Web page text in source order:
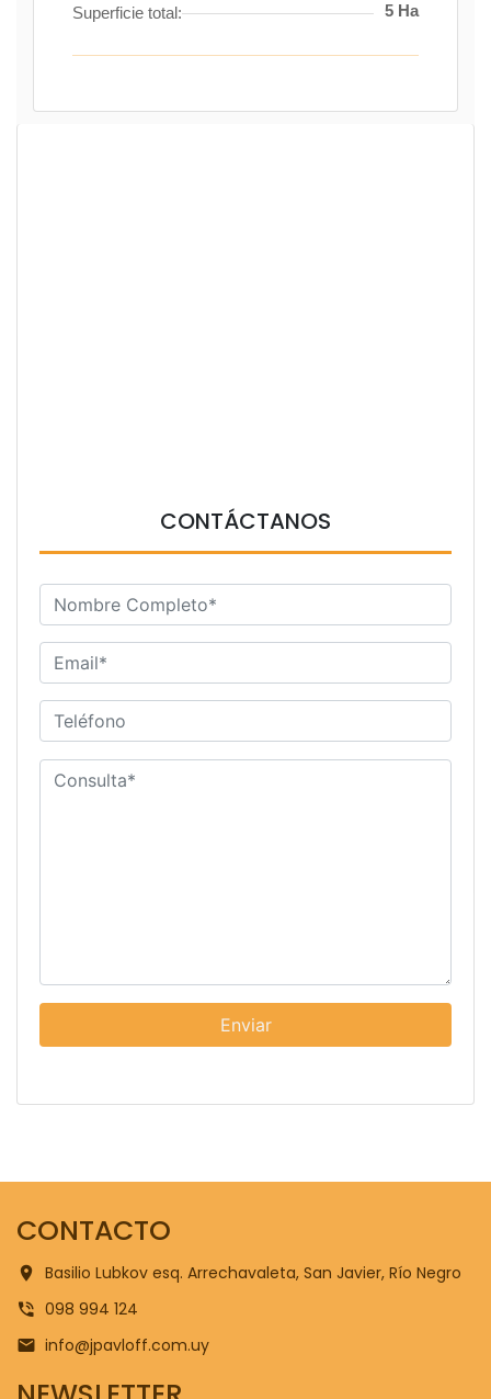
Superficie total: 5 Ha
CONTÁCTANOS
Enviar
CONTACTO
Basilio Lubkov esq. Arrechavaleta, San Javier, Río Negro
098 994 124
info@jpavloff.com.uy